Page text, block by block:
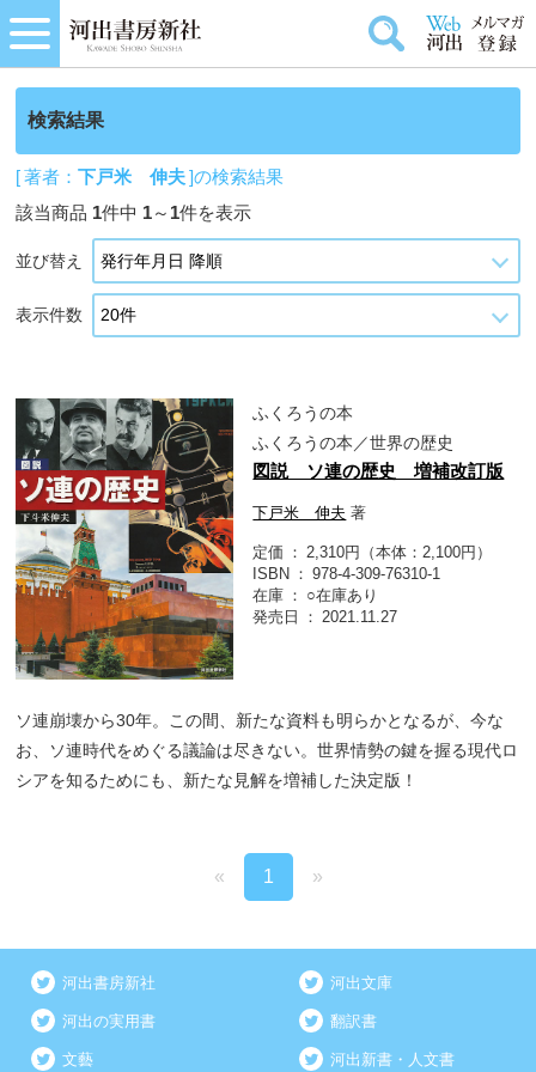
検索結果
[ 著者：下戸米 伸夫]の検索結果
該当商品 1件中 1～ 1件を表示
並び替え
表示件数
ふくろうの本
ふくろうの本／世界の歴史
図説 ソ連の歴史 増補改訂版
下戸米 伸夫 著
定価
2,310円（本体：2,100円）
ISBN
978-4-309-76310-1
在庫
○在庫あり
発売日
2021.11.27
ソ連崩壊から30年。この間、新たな資料も明らかとなるが、今な
お、ソ連時代をめぐる議論は尽きない。世界情勢の鍵を握る現代ロ
シアを知るためにも、新たな見解を増補した決定版！
« 1 »
河出書房新社 河出文庫
河出の実用書 翻訳書
文藝 河出新書・人文書